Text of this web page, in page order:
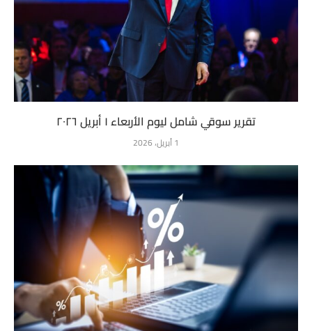
تقرير سوقي شامل ليوم الأربعاء ١ أبريل ٢٠٢٦
1 أبريل، 2026